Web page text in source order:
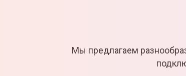
Мы предлагаем